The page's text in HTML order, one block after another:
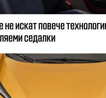
не искат повече
седалки